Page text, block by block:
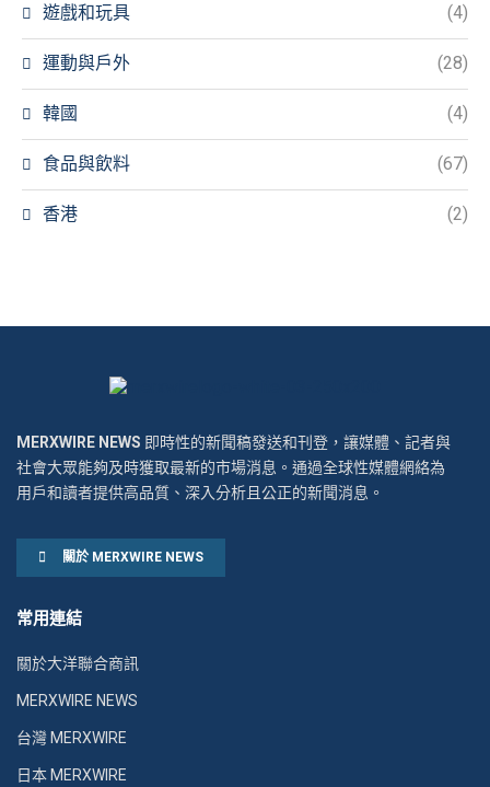
遊戲和玩具 (4)
運動與戶外 (28)
韓國 (4)
食品與飲料 (67)
香港 (2)
MERXWIRE NEWS 即時性的新聞稿發送和刊登，讓媒體、記者與
社會大眾能夠及時獲取最新的市場消息。通過全球性媒體網絡為
用戶和讀者提供高品質、深入分析且公正的新聞消息。
關於 MERXWIRE NEWS
常用連結
關於大洋聯合商訊
MERXWIRE NEWS
台灣 MERXWIRE
日本 MERXWIRE